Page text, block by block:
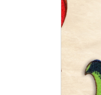
façon de
musique,